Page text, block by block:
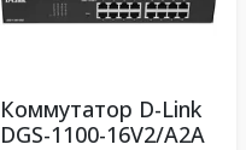
Коммутатор D-Link
DGS-1100-16V2/A2A